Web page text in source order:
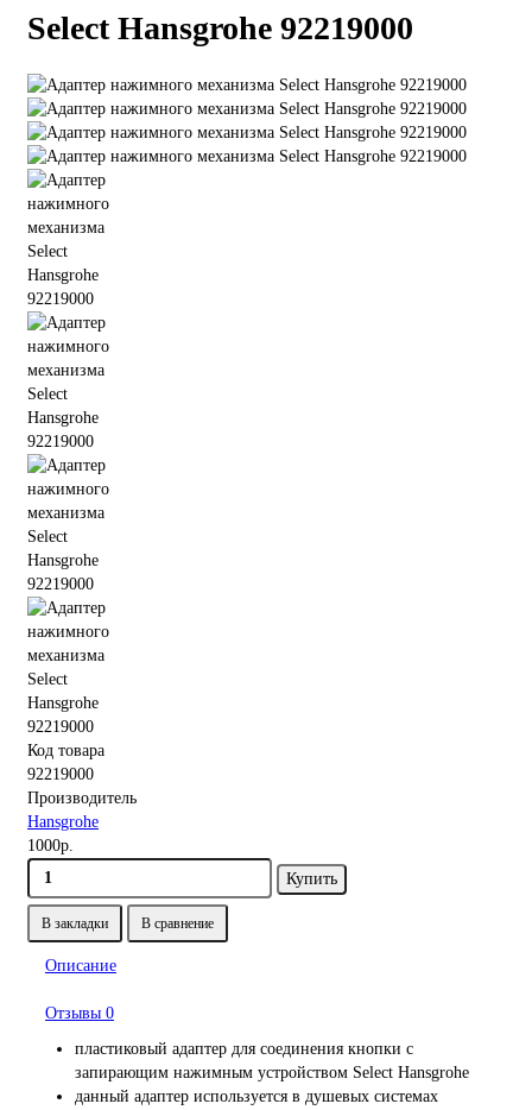
Select Hansgrohe 92219000
Код товара
92219000
Производитель
Hansgrohe
1000р.
Купить
В закладки В сравнение
Описание
Отзывы 0
пластиковый адаптер для соединения кнопки с
запирающим нажимным устройством Select Hansgrohe
данный адаптер используется в душевых системах